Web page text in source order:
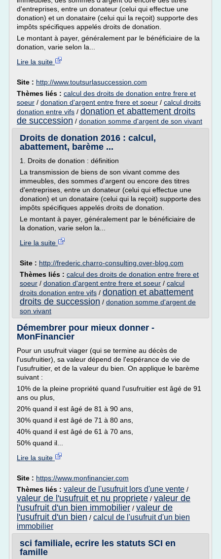
d'entreprises, entre un donateur (celui qui effectue une
donation) et un donataire (celui qui la reçoit) supporte des
impôts spécifiques appelés droits de donation.
Le montant à payer, généralement par le bénéficiaire de la
donation, varie selon la...
Lire la suite
Site : http://www.toutsurlasuccession.com
Thèmes liés : calcul des droits de donation entre frere et
soeur / donation d'argent entre frere et soeur / calcul droits
donation entre vifs / donation et abattement droits
de succession / donation somme d'argent de son vivant
Droits de donation 2016 : calcul,
abattement, barème ...
1. Droits de donation : définition
La transmission de biens de son vivant comme des
immeubles, des sommes d'argent ou encore des titres
d'entreprises, entre un donateur (celui qui effectue une
donation) et un donataire (celui qui la reçoit) supporte des
impôts spécifiques appelés droits de donation.
Le montant à payer, généralement par le bénéficiaire de
la donation, varie selon la...
Lire la suite
Site : http://frederic.charro-consulting.over-blog.com
Thèmes liés : calcul des droits de donation entre frere et
soeur / donation d'argent entre frere et soeur / calcul
droits donation entre vifs / donation et abattement
droits de succession / donation somme d'argent de
son vivant
Démembrer pour mieux donner -
MonFinancier
Pour un usufruit viager (qui se termine au décès de
l'usufruitier), sa valeur dépend de l'espérance de vie de
l'usufruitier, et de la valeur du bien. On applique le barème
suivant :
10% de la pleine propriété quand l'usufruitier est âgé de 91
ans ou plus,
20% quand il est âgé de 81 à 90 ans,
30% quand il est âgé de 71 à 80 ans,
40% quand il est âgé de 61 à 70 ans,
50% quand il...
Lire la suite
Site : https://www.monfinancier.com
Thèmes liés : valeur de l'usufruit lors d'une vente /
valeur de l'usufruit et nu propriete / valeur de
l'usufruit d'un bien immobilier / valeur de
l'usufruit d'un bien / calcul de l'usufruit d'un bien
immobilier
sci familiale, ecrire les statuts SCI en
famille